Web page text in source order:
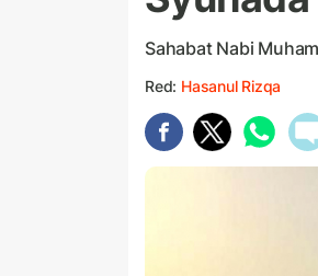
Sahabat Nabi
Red: Hasanul Rizqa